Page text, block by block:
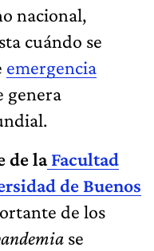
nacional,
cuándo se
emergencia
genera
de laFacultad
de Buenos
de los
se